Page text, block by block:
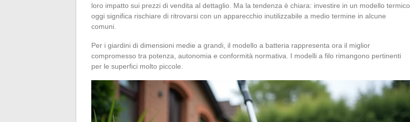
loro impatto sui prezzi di vendita al dettaglio. Ma la tendenza è chiara: investire in un modello termico
oggi significa rischiare di ritrovarsi con un apparecchio inutilizzabile a medio termine in alcune
comuni.
Per i giardini di dimensioni medie a grandi, il modello a batteria rappresenta ora il miglior
compromesso tra potenza, autonomia e conformità normativa. I modelli a filo rimangono pertinenti
per le superfici molto piccole.